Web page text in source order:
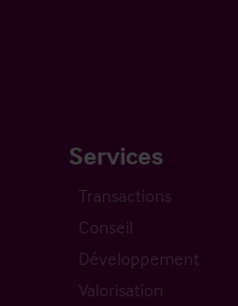
Services
Transactions
Conseil
Développement
Valorisation